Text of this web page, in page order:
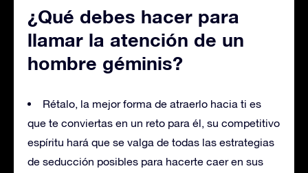
¿Qué debes hacer para
llamar la atención de un
hombre géminis?
Rétalo, la mejor forma de atraerlo hacia ti es
que te conviertas en un reto para él, su competitivo
espíritu hará que se valga de todas las estrategias
de seducción posibles para hacerte caer en sus